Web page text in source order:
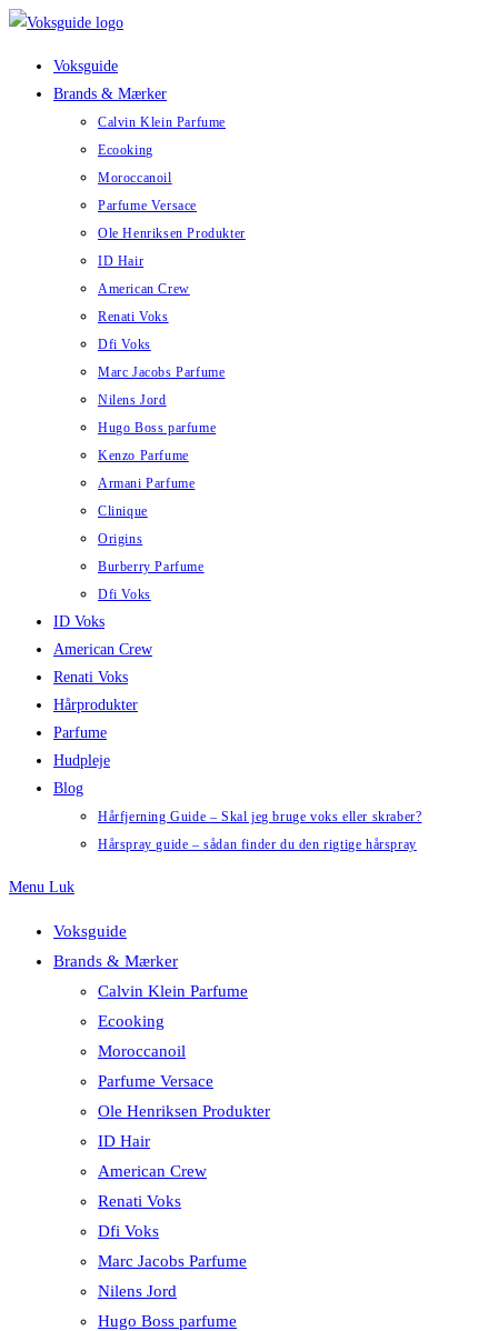
Skip
Voksguide
Brands & Mærker
Calvin Klein Parfume
Ecooking
Moroccanoil
Parfume Versace
Ole Henriksen Produkter
ID Hair
American Crew
Renati Voks
Dfi Voks
Marc Jacobs Parfume
Nilens Jord
Hugo Boss parfume
Kenzo Parfume
Armani Parfume
Clinique
Origins
Burberry Parfume
Dfi Voks
ID Voks
American Crew
Renati Voks
Hårprodukter
Parfume
Hudpleje
Blog
Hårfjerning Guide – Skal jeg bruge voks eller skraber?
Hårspray guide – sådan finder du den rigtige hårspray
Menu Luk
Voksguide
Brands & Mærker
Calvin Klein Parfume
Ecooking
Moroccanoil
Parfume Versace
Ole Henriksen Produkter
ID Hair
American Crew
Renati Voks
Dfi Voks
Marc Jacobs Parfume
Nilens Jord
Hugo Boss parfume